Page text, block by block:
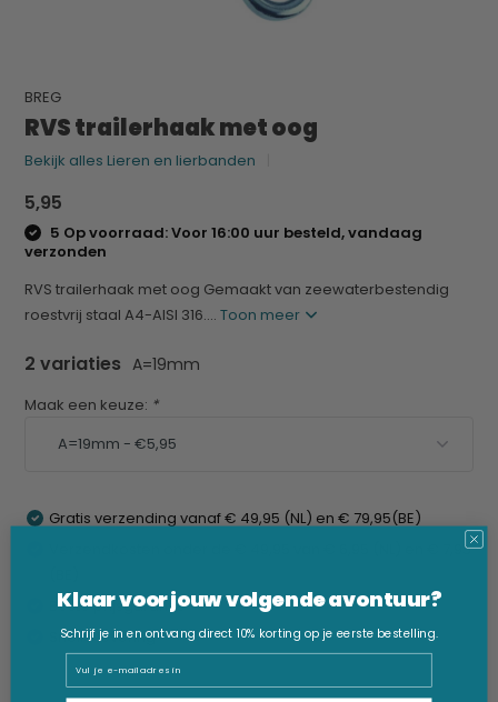
BREG
RVS trailerhaak met oog
Bekijk alles Lieren en lierbanden
5,95
5 Op voorraad: Voor 16:00 uur besteld, vandaag
verzonden
RVS trailerhaak met oog Gemaakt van zeewaterbestendig
roestvrij staal A4-AISI 316....Toon meer
2 variaties A=19mm
Maak een keuze: *
Gratis verzending vanaf € 49,95 (NL) en € 79,95(BE)
Verzendkosten onder de € 49,95 van € 6,95 (NL) en € 7,95
Beste prijsgarantie
Snelle levering
Klaar voor jouw volgende avontuur?
Schrijf je in en ontvang direct 10% korting op je eerste bestelling.